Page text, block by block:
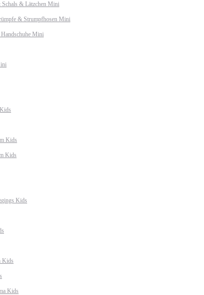
Schals & Lätzchen Mini
& Strumpfhosen Mini
Mini
Kids
Kids
Kids
Kids
Kids